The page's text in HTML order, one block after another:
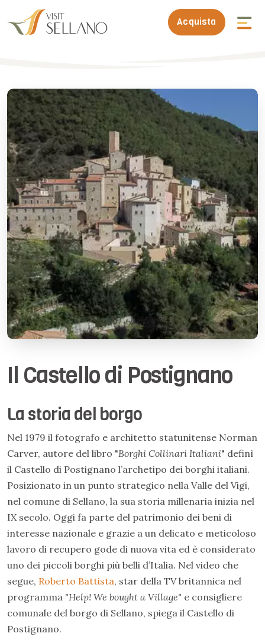
Acquista
Il Castello di Postignano
La storia del borgo
Nel 1979 il fotografo e architetto statunitense Norman
Carver, autore del libro "Borghi Collinari Italiani" definì
il Castello di Postignano l’archetipo dei borghi italiani.
Posizionato in un punto strategico nella Valle del Vigi,
nel comune di Sellano, la sua storia millenaria inizia nel
IX secolo. Oggi fa parte del patrimonio dei beni di
interesse nazionale e grazie a un delicato e meticoloso
lavoro di recupero gode di nuova vita ed è considerato
uno dei piccoli borghi più belli d’Italia. Nel video che
segue, Roberto Battista, star della TV britannica nel
programma "Help! We bought a Village" e consigliere
comunale del borgo di Sellano, spiega il Castello di
Postignano.